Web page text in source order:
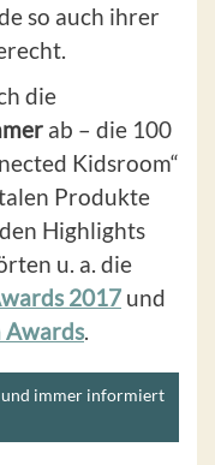
so auch ihrer
die
ab – die 100
Kidsroom“
Produkte
Highlights
u. a. die
2017 und
Awards.
immer informiert